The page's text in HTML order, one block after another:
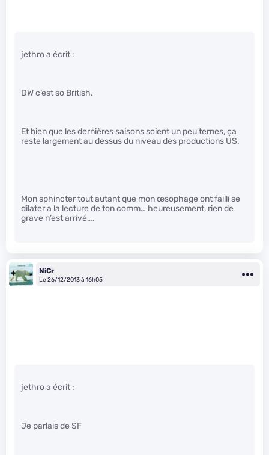
jethro a écrit :
DW c’est so British.
Et bien que les dernières saisons soient un peu ternes, ça
reste largement au dessus du niveau des productions US.
Mon sphincter tout autant que mon œsophage ont failli se
dilater a la lecture de ton comm… heureusement, rien de
grave n’est arrivé….
NiCr
Le 26/12/2013 à 16h05
jethro a écrit :
Je parlais de SF